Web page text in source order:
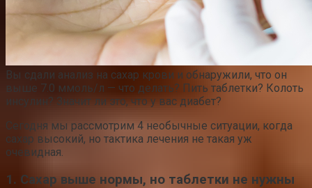
Вы сдали анализ на сахар крови и обнаружили, что он
выше 7.0 ммоль/л — что делать? Пить таблетки? Колоть
инсулин? Значит ли это, что у вас диабет?
Сегодня мы рассмотрим 4 необычные ситуации, когда
сахар высокий, но тактика лечения не такая уж
очевидная.
1. Сахар выше нормы, но таблетки не нужны